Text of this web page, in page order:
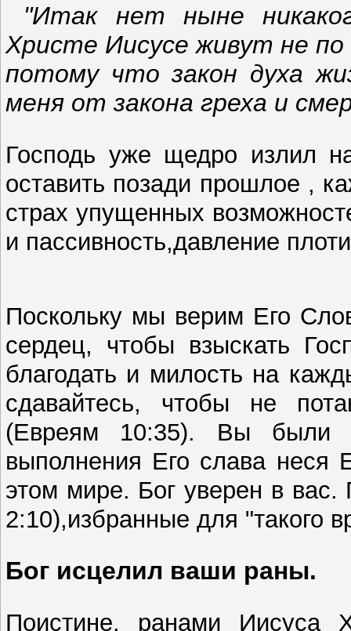
"Итак нет ныне
Христе Иисусе живут не по
потому что закон духа
меня от закона греха и
Господь уже щедро излил
оставить позади прошлое ,
страх упущенных
и пассивность,давление
Поскольку мы верим Его
сердец, чтобы взыскать
благодать и милость на
сдавайтесь, чтобы не
(Евреям 10:35). Вы были
выполнения Его слава
этом мире. Бог уверен в
2:10),избранные для "такого
Бог исцелил ваши раны.
Поистине, ранами Иисуса